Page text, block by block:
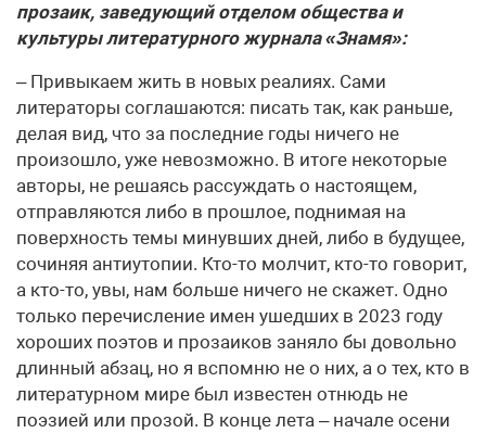
прозаик, заведующий отделом общества и
культуры литературного журнала «Знамя»:
– Привыкаем жить в новых реалиях. Сами
литераторы соглашаются: писать так, как раньше,
делая вид, что за последние годы ничего не
произошло, уже невозможно. В итоге некоторые
авторы, не решаясь рассуждать о настоящем,
отправляются либо в прошлое, поднимая на
поверхность темы минувших дней, либо в будущее,
сочиняя антиутопии. Кто-то молчит, кто-то говорит,
а кто-то, увы, нам больше ничего не скажет. Одно
только перечисление имен ушедших в 2023 году
хороших поэтов и прозаиков заняло бы довольно
длинный абзац, но я вспомню не о них, а о тех, кто в
литературном мире был известен отнюдь не
поэзией или прозой. В конце лета – начале осени